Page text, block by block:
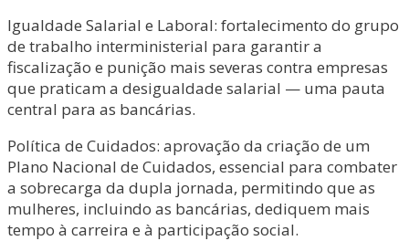
Igualdade Salarial e Laboral: fortalecimento do grupo
de trabalho interministerial para garantir a
fiscalização e punição mais severas contra empresas
que praticam a desigualdade salarial — uma pauta
central para as bancárias.
Política de Cuidados: aprovação da criação de um
Plano Nacional de Cuidados, essencial para combater
a sobrecarga da dupla jornada, permitindo que as
mulheres, incluindo as bancárias, dediquem mais
tempo à carreira e à participação social.